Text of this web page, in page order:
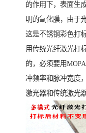
的作用下，表面生
明的氧化膜，由于
这是不锈钢彩色打
用传统光纤激光打
的，必须要用
冲频率和脉冲宽度
激光器和传统激光